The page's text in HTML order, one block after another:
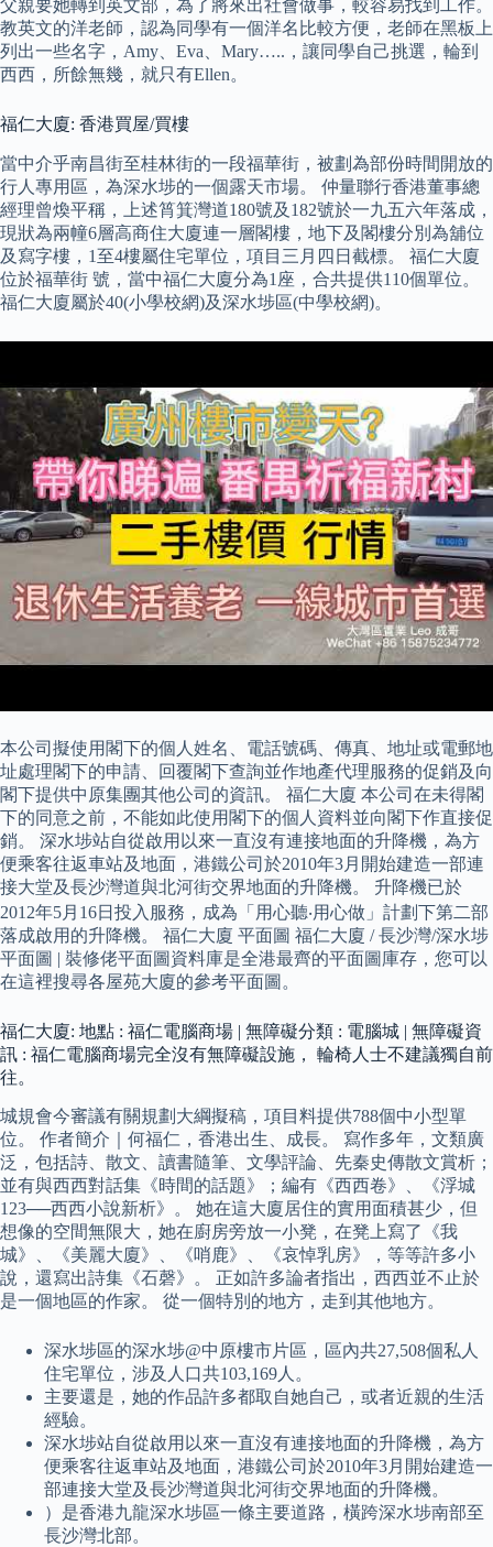
父親要她轉到英文部，為了將來出社會做事，較容易找到工作。
教英文的洋老師，認為同學有一個洋名比較方便，老師在黑板上
列出一些名字，Amy、Eva、Mary…..，讓同學自己挑選，輪到
西西，所餘無幾，就只有Ellen。
福仁大廈: 香港買屋/買樓
當中介乎南昌街至桂林街的一段福華街，被劃為部份時間開放的
行人專用區，為深水埗的一個露天市場。 仲量聯行香港董事總
經理曾煥平稱，上述筲箕灣道180號及182號於一九五六年落成，
現狀為兩幢6層高商住大廈連一層閣樓，地下及閣樓分別為舖位
及寫字樓，1至4樓屬住宅單位，項目三月四日截標。 福仁大廈
位於福華街 號，當中福仁大廈分為1座，合共提供110個單位。
福仁大廈屬於40(小學校網)及深水埗區(中學校網)。
本公司擬使用閣下的個人姓名、電話號碼、傳真、地址或電郵地
址處理閣下的申請、回覆閣下查詢並作地產代理服務的促銷及向
閣下提供中原集團其他公司的資訊。 福仁大廈 本公司在未得閣
下的同意之前，不能如此使用閣下的個人資料並向閣下作直接促
銷。 深水埗站自從啟用以來一直沒有連接地面的升降機，為方
便乘客往返車站及地面，港鐵公司於2010年3月開始建造一部連
接大堂及長沙灣道與北河街交界地面的升降機。 升降機已於
2012年5月16日投入服務，成為「用心聽‧用心做」計劃下第二部
落成啟用的升降機。 福仁大廈 平面圖 福仁大廈 / 長沙灣/深水埗
平面圖 | 裝修佬平面圖資料庫是全港最齊的平面圖庫存，您可以
在這裡搜尋各屋苑大廈的參考平面圖。
福仁大廈: 地點 : 福仁電腦商場 | 無障礙分類 : 電腦城 | 無障礙資
訊 : 福仁電腦商場完全沒有無障礙設施， 輪椅人士不建議獨自前
往。
城規會今審議有關規劃大綱擬稿，項目料提供788個中小型單
位。 作者簡介｜何福仁，香港出生、成長。 寫作多年，文類廣
泛，包括詩、散文、讀書隨筆、文學評論、先秦史傳散文賞析；
並有與西西對話集《時間的話題》；編有《西西卷》、《浮城
123──西西小說新析》。 她在這大廈居住的實用面積甚少，但
想像的空間無限大，她在廚房旁放一小凳，在凳上寫了《我
城》、《美麗大廈》、《哨鹿》、《哀悼乳房》，等等許多小
說，還寫出詩集《石磬》。 正如許多論者指出，西西並不止於
是一個地區的作家。 從一個特別的地方，走到其他地方。
深水埗區的深水埗@中原樓市片區，區內共27,508個私人
住宅單位，涉及人口共103,169人。
主要還是，她的作品許多都取自她自己，或者近親的生活
經驗。
深水埗站自從啟用以來一直沒有連接地面的升降機，為方
便乘客往返車站及地面，港鐵公司於2010年3月開始建造一
部連接大堂及長沙灣道與北河街交界地面的升降機。
）是香港九龍深水埗區一條主要道路，橫跨深水埗南部至
長沙灣北部。